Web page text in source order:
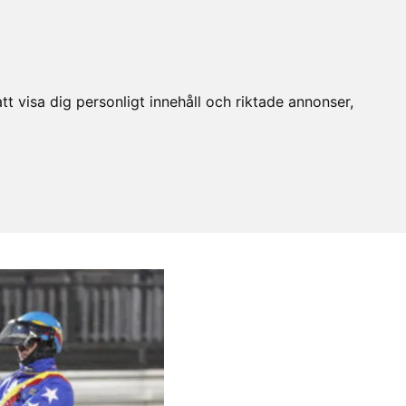
visa dig personligt innehåll och riktade annonser,